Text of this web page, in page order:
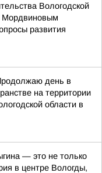
Вологодской
Мордвиновым
развития
день в
на территории
области в
— это не только
в центре Вологды,